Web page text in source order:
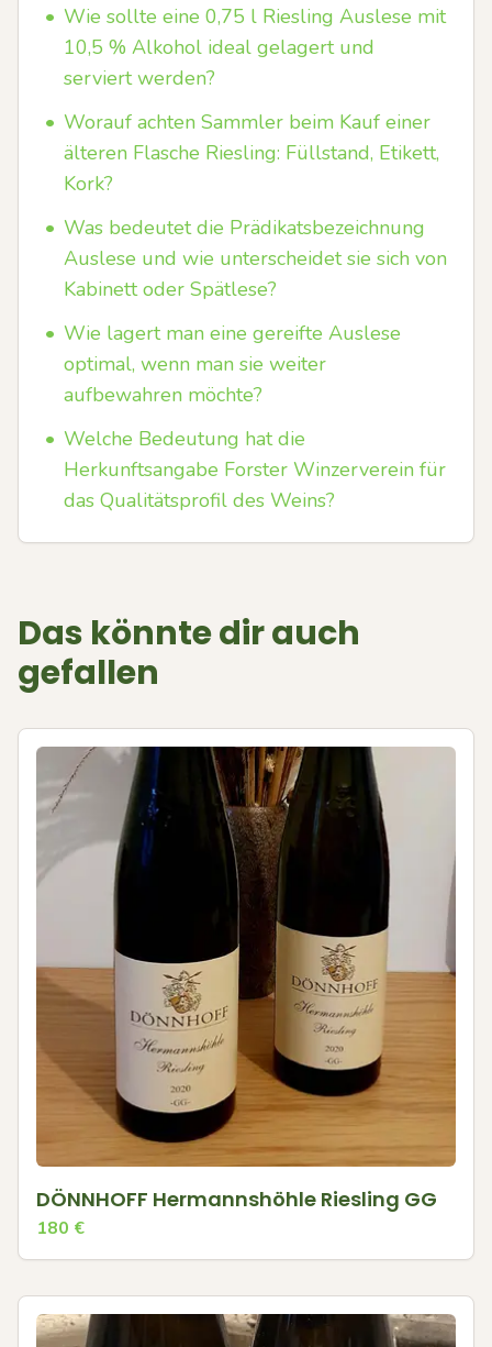
• Wie sollte eine 0,75 l Riesling Auslese mit
10,5 % Alkohol ideal gelagert und
serviert werden?
• Worauf achten Sammler beim Kauf einer
älteren Flasche Riesling: Füllstand, Etikett,
Kork?
• Was bedeutet die Prädikatsbezeichnung
Auslese und wie unterscheidet sie sich von
Kabinett oder Spätlese?
• Wie lagert man eine gereifte Auslese
optimal, wenn man sie weiter
aufbewahren möchte?
• Welche Bedeutung hat die
Herkunftsangabe Forster Winzerverein für
das Qualitätsprofil des Weins?
Das könnte dir auch
gefallen
DÖNNHOFF Hermannshöhle Riesling GG
180 €